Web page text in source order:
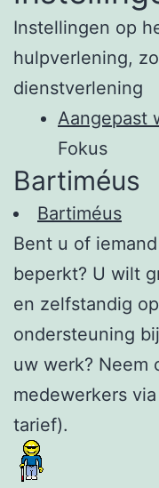
Instellingen op
hulpverlening,
dienstverlening
Aangepast
Fokus
Bartiméus
Bartiméus
Bent u of
beperkt? U wilt
en zelfstandig
ondersteuning
uw werk? Neem
medewerkers
tarief).